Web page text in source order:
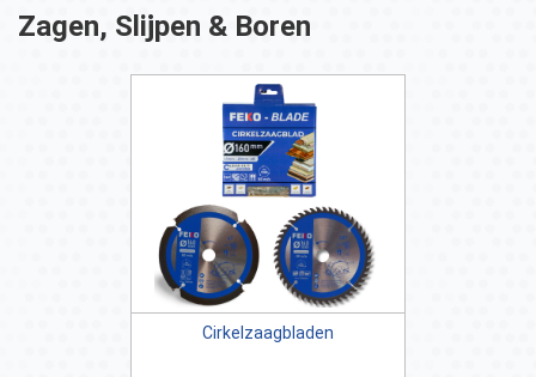
Zagen, Slijpen & Boren
Cirkelzaagbladen